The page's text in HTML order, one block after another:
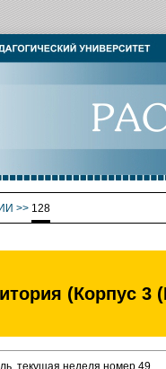
>> 128
текущая неделя номер 49